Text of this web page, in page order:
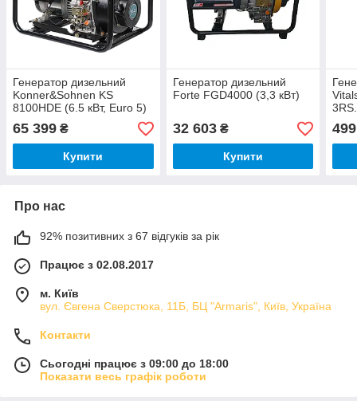
Генератор дизельний
Konner&Sohnen KS
8100HDE (6.5 кВт, Euro 5)
65 399 ₴
Купити
Генератор дизельний
Forte FGD4000 (3,3 кВт)
32 603₴
Купити
Про нас
92% позитивних з 67 відгуків за рік
Працює з 02.08.2017
м. Київ
вул. Євгена Сверстюка, 11Б, БЦ "Armaris", Київ, Україна
Контакти
Сьогодні працює з 09:00 до 18:00
Показати весь графік роботи